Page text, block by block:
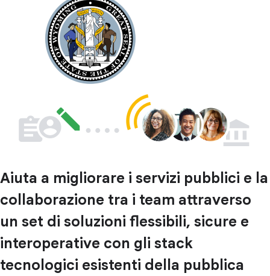
Aiuta a migliorare i servizi pubblici e la
collaborazione tra i team attraverso
un set di soluzioni flessibili, sicure e
interoperative con gli stack
tecnologici esistenti della pubblica